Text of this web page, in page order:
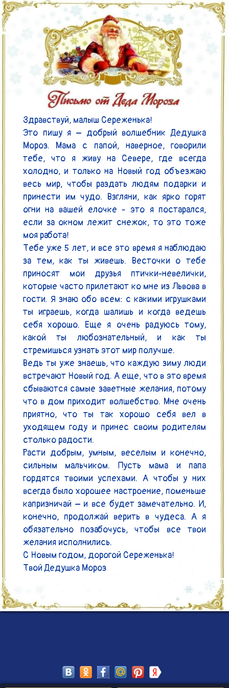
Здравствуй, малыш Сереженька!
Это пишу я – добрый волшебник Дедушка
Мороз. Мама с папой, наверное, говорили
тебе, что я живу на Севере, где всегда
холодно, и только на Новый год объезжаю
весь мир, чтобы раздать людям подарки и
принести им чудо. Взгляни, как ярко горят
огни на вашей елочке - это я постарался,
если за окном лежит снежок, то это тоже
моя работа!
Тебе уже 5 лет, и все это время я наблюдаю
за тем, как ты живешь. Весточки о тебе
приносят мои друзья птички-невелички,
которые часто прилетают ко мне из Львова в
гости. Я знаю обо всем: с какими игрушками
ты играешь, когда шалишь и когда ведешь
себя хорошо. Еще я очень радуюсь тому,
какой ты любознательный, и как ты
стремишься узнать этот мир получше.
Ведь ты уже знаешь, что каждую зиму люди
встречают Новый год. А еще, что в это время
сбываются самые заветные желания, потому
что в дом приходит волшебство. Мне очень
приятно, что ты так хорошо себя вел в
уходящем году и принес своим родителям
столько радости.
Расти добрым, умным, веселым и конечно,
сильным мальчиком. Пусть мама и папа
гордятся твоими успехами. А чтобы у них
всегда было хорошее настроение, поменьше
капризничай – и все будет замечательно. И,
конечно, продолжай верить в чудеса. А я
обязательно позабочусь, чтобы все твои
желания исполнились.
С Новым годом, дорогой Сереженька!
Твой Дедушка Мороз